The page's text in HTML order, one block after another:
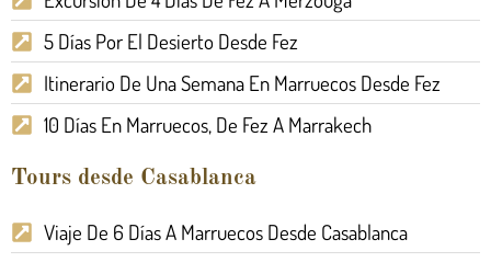
5 Días Por El Desierto Desde Fez
Itinerario De Una Semana En Marruecos Desde Fez
10 Días En Marruecos, De Fez A Marrakech
Tours desde Casablanca
Viaje De 6 Días A Marruecos Desde Casablanca